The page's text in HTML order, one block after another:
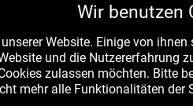
Wir benutzen
Website. Einige von
und die Nutzererfahrung
zulassen möchten. Bitte
mehr alle Funktionalitäten der